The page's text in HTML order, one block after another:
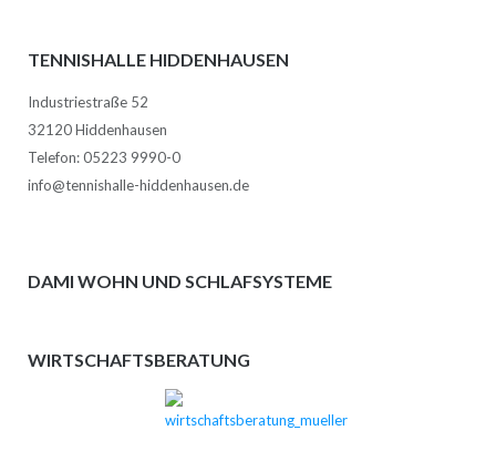
TENNISHALLE HIDDENHAUSEN
Industriestraße 52
32120 Hiddenhausen
Telefon: 05223 9990-0
info@tennishalle-hiddenhausen.de
DAMI WOHN UND SCHLAFSYSTEME
WIRTSCHAFTSBERATUNG